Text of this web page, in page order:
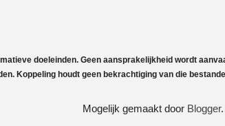
doeleinden. Geen aansprakelijkheid wordt
Koppeling houdt geen bekrachtiging van die
Mogelijk gemaakt door Blogger.